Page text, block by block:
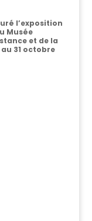
l’exposition
Musée
et de la
31 octobre